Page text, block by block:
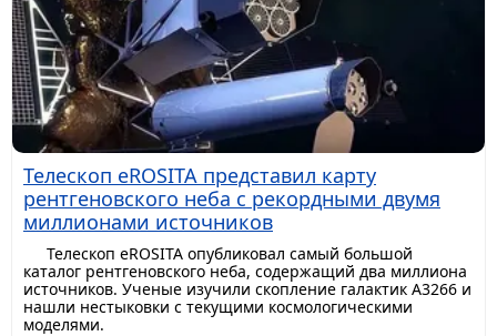
Телескоп eROSITA представил карту
рентгеновского неба с рекордными двумя
миллионами источников
Телескоп eROSITA опубликовал самый большой
каталог рентгеновского неба, содержащий два миллиона
источников. Ученые изучили скопление галактик A3266 и
нашли нестыковки с текущими космологическими
моделями.